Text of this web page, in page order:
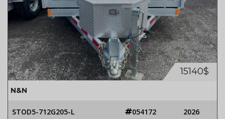
15140$
N&N
STOD5-712G205-L 054172 2026